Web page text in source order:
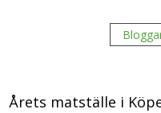
Årets matställe i